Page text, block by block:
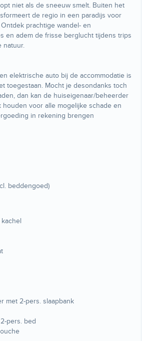
niet als de sneeuw smelt. Buiten het
de regio in een paradijs voor
prachtige wandel- en
en adem de frisse berglucht tijdens trips
natuur.
elektrische auto bij de accommodatie is
toegestaan. Mocht je desondanks toch
dan kan de huiseigenaar/beheerder
houden voor alle mogelijke schade en
in rekening brengen
beddengoed)
met 2-pers. slaapbank
pers. bed